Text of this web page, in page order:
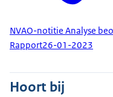
NVAO-notitie Analyse
Rapport26-01-2023
Hoort bij